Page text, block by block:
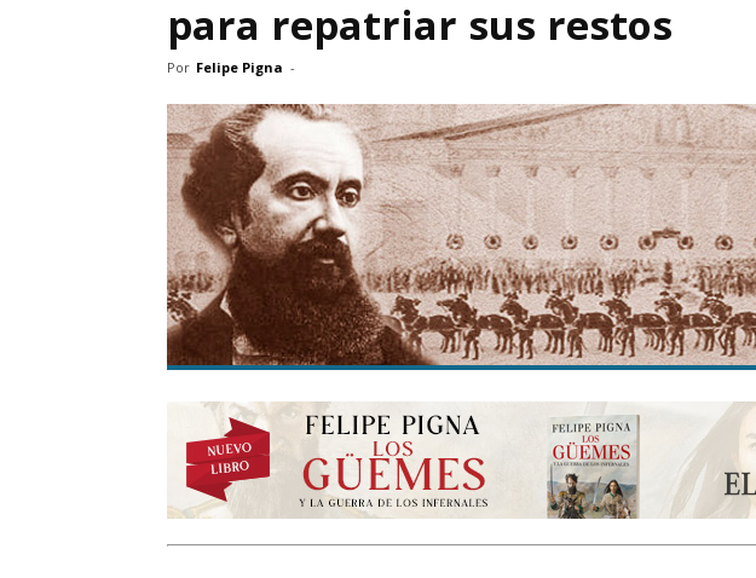
para repatriar sus restos
Por Felipe Pigna -